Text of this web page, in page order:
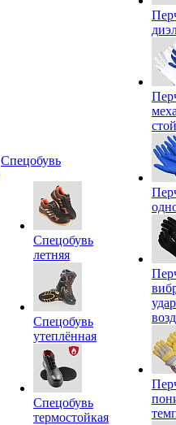
Спецобувь
Спецобувь
летняя
Спецобувь
утеплённая
Спецобувь
термостойкая